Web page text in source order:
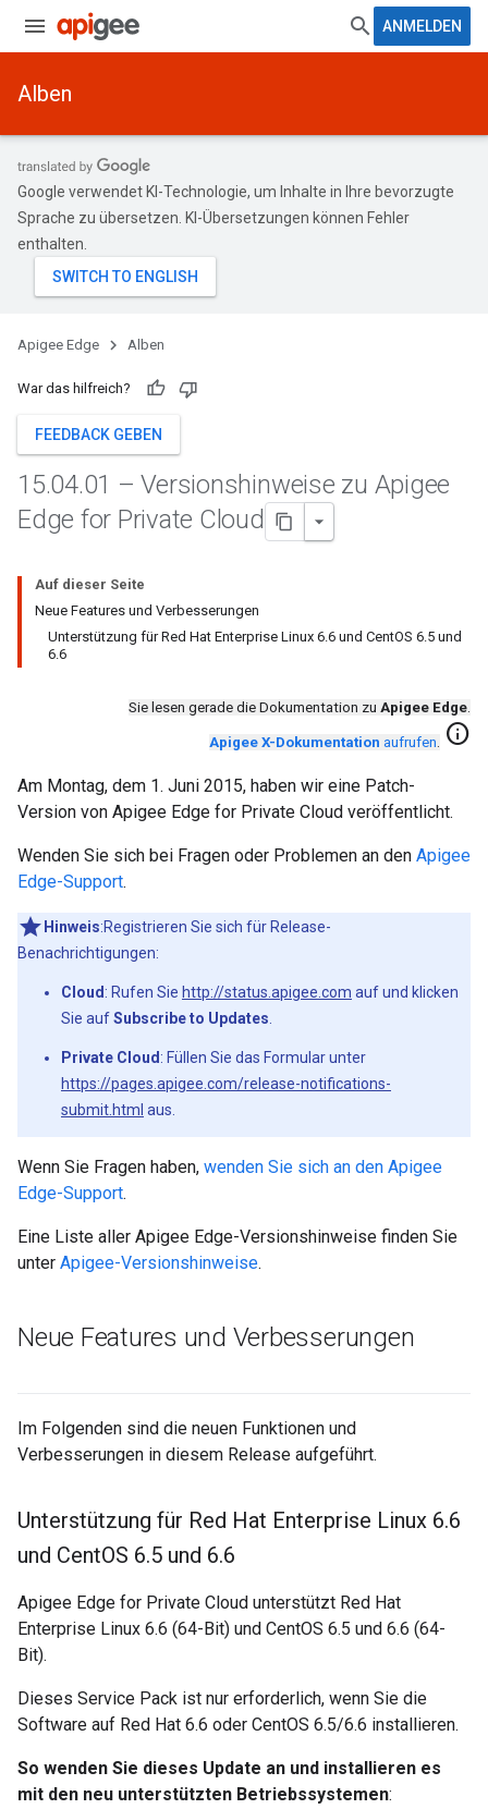
ANMELDEN
Alben
Google verwendet KI-Technologie, um Inhalte in Ihre bevorzugte
Sprache zu übersetzen. KI-Übersetzungen können Fehler
enthalten.
Apigee Edge Alben
War das hilfreich?
FEEDBACK GEBEN
15.04.01 – Versionshinweise zu Apigee
Edge for Private Cloud
Auf dieser Seite
Neue Features und Verbesserungen
Unterstützung für Red Hat Enterprise Linux 6.6 und CentOS 6.5 und
6.6
Sie lesen gerade die Dokumentation zu Apigee Edge.
Apigee X-Dokumentation aufrufen. info
Am Montag, dem 1. Juni 2015, haben wir eine Patch-
Version von Apigee Edge for Private Cloud veröffentlicht.
Wenden Sie sich bei Fragen oder Problemen an den Apigee
Edge-Support.
Hinweis:Registrieren Sie sich für Release-
Benachrichtigungen:
Cloud : Rufen Sie http://status.apigee.com auf und klicken
Sie aufSubscribe to Updates
Private Cloud : Füllen Sie das Formular unter
https://pages.apigee.com/release-notifications-
submit.html aus.
Wenn Sie Fragen haben, wenden Sie sich an den Apigee
Edge-Support.
Eine Liste aller Apigee Edge-Versionshinweise finden Sie
unter Apigee-Versionshinweise.
Neue Features und Verbesserungen
Im Folgenden sind die neuen Funktionen und
Verbesserungen in diesem Release aufgeführt.
Unterstützung für Red Hat Enterprise Linux 6.6
und CentOS 6.5 und 6.6
Apigee Edge for Private Cloud unterstützt Red Hat
Enterprise Linux 6.6 (64-Bit) und CentOS 6.5 und 6.6 (64-
Bit).
Dieses Service Pack ist nur erforderlich, wenn Sie die
Software auf Red Hat 6.6 oder CentOS 6.5/6.6 installieren.
So wenden Sie dieses Update an und installieren es
mit den neu unterstützten Betriebssystemen: